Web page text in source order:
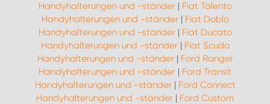
Handyhalterungen und -ständer| Fiat Talento
Handyhalterungen und -ständer| Fiat Doblo
Handyhalterungen und -ständer| Fiat Ducato
Handyhalterungen und -ständer| Fiat Scudo
Handyhalterungen und -ständer| Ford Ranger
Handyhalterungen und -ständer | Ford Transit
Handyhalterungen und -ständer| Ford Connect
Handyhalterungen und -ständer | Ford Custom